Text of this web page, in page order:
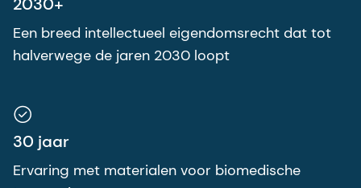
Een breed intellectueel eigendomsrecht dat tot
halverwege de jaren 2030 loopt
30 jaar
Ervaring met materialen voor biomedische